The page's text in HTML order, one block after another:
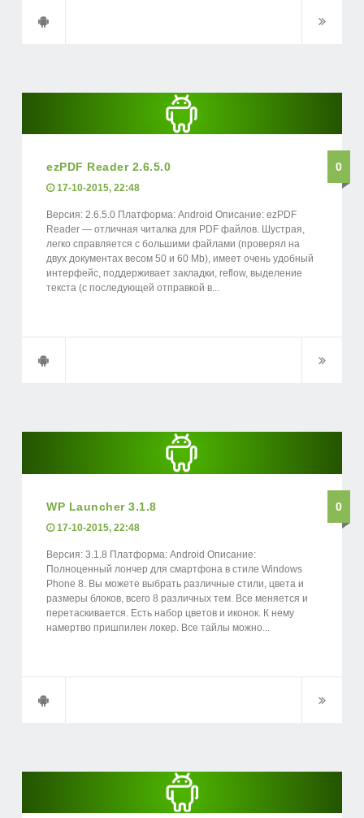
ezPDF Reader 2.6.5.0 0
17-10-2015, 22:48
Версия: 2.6.5.0 Платформа: Android Описание: ezPDF
Reader — отличная читалка для PDF файлов. Шустрая,
легко справляется с большими файлами (проверял на
двух документах весом 50 и 60 Mb), имеет очень удобный
интерфейс, поддерживает закладки, reflow, выделение
текста (с последующей отправкой в...
WP Launcher 3.1.8 0
17-10-2015, 22:48
Версия: 3.1.8 Платформа: Android Описание:
Полноценный лончер для смартфона в стиле Windows
Phone 8. Вы можете выбрать различные стили, цвета и
размеры блоков, всего 8 различных тем. Все меняется и
перетаскивается. Есть набор цветов и иконок. К нему
намертво пришпилен локер. Все тайлы можно...